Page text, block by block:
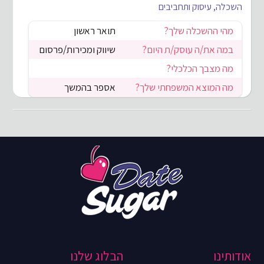
השכלה, עיסוק ותחביבים
מהי ההשכלה שלך?
תואר ראשון
במה את/ה עוסק/ת היום?
שיווק ומכירות/פרסום
מה מצבך הכלכלי?
מה המוצא המשפחתי שלך?
אספר בהמשך
אודותינו הבלוג שלנו